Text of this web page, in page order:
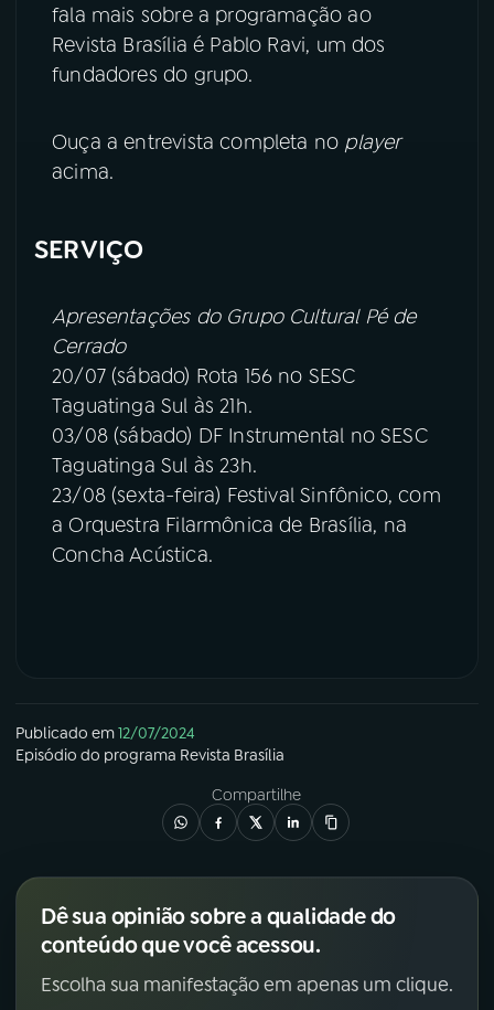
FESTIVAL DE MÚSICA
YouTube Facebook
TikTok
fala mais sobre a programação ao
Revista Brasília é Pablo Ravi, um dos
fundadores do grupo.
Ouça a entrevista completa no player
acima.
SERVIÇO
Apresentações do Grupo Cultural Pé de
Cerrado
20/07 (sábado) Rota 156 no SESC
Taguatinga Sul às 21h.
03/08 (sábado) DF Instrumental no SESC
Taguatinga Sul às 23h.
23/08 (sexta-feira) Festival Sinfônico, com
a Orquestra Filarmônica de Brasília, na
Concha Acústica.
Publicado em12/07/2024
Episódio do programa Revista Brasília
Compartilhe
Dê sua opinião sobre a qualidade do
conteúdo que você acessou.
Escolha sua manifestação em apenas um clique.